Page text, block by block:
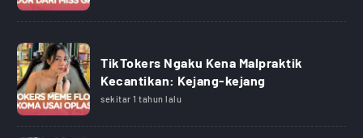
TikTokers Ngaku Kena Malpraktik
Kecantikan: Kejang-kejang
sekitar 1 tahun lalu